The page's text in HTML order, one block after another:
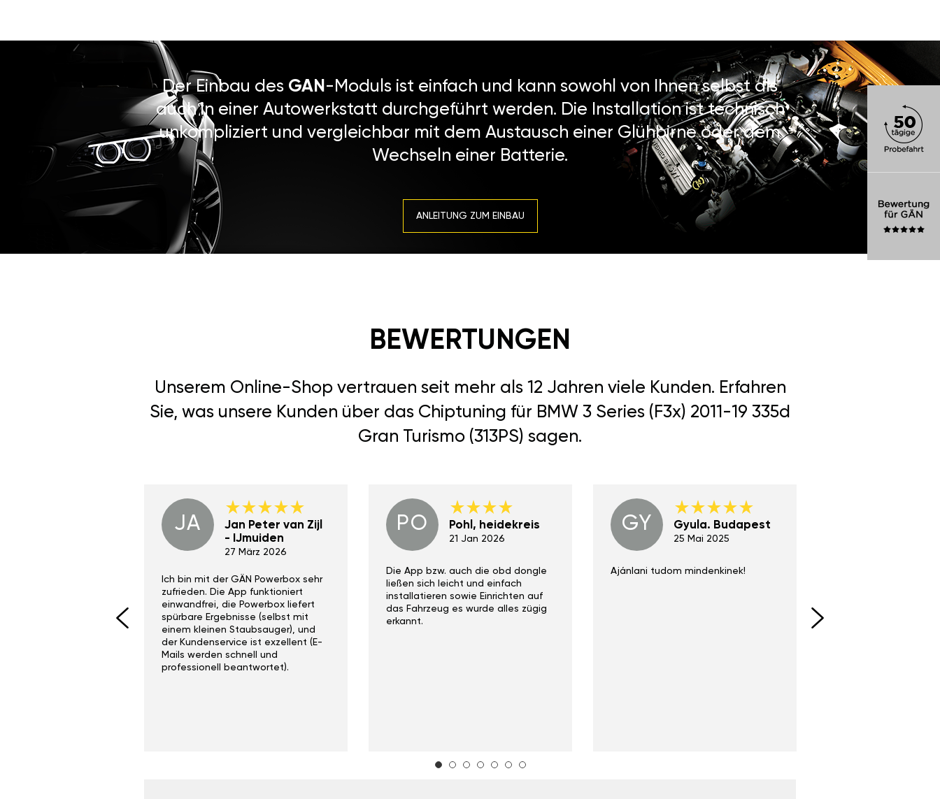
Der Einbau des GAN -Moduls ist einfach und kann sowohl von Ihnen selbst als
auch in einer Autowerkstatt durchgeführt werden. Die Installation ist technisch
unkompliziert und vergleichbar mit dem Austausch einer Glühbirne oder dem
Wechseln einer Batterie.
ANLEITUNG ZUM EINBAU
BEWERTUNGEN
Unserem Online-Shop vertrauen seit mehr als 12 Jahren viele Kunden. Erfahren
Sie, was unsere Kunden über das Chiptuning für BMW 3 Series (F3x) 2011-19 335d
Gran Turismo (313PS) sagen.
JA
Jan Peter van Zijl
- IJmuiden
27 März 2026
Ich bin mit der GÄN Powerbox sehr
zufrieden. Die App funktioniert
einwandfrei, die Powerbox liefert
spürbare Ergebnisse (selbst mit
einem kleinen Staubsauger), und
der Kundenservice ist exzellent (E-
Mails werden schnell und
professionell beantwortet).
PO Pohl, heidekreis
21 Jan 2026
Die App bzw. auch die obd dongle
ließen sich leicht und einfach
installatieren sowie Einrichten auf
das Fahrzeug es wurde alles zügig
erkannt.
GY Gyula. Budapest
25 Mai 2025
Ajánlani tudom mindenkinek!